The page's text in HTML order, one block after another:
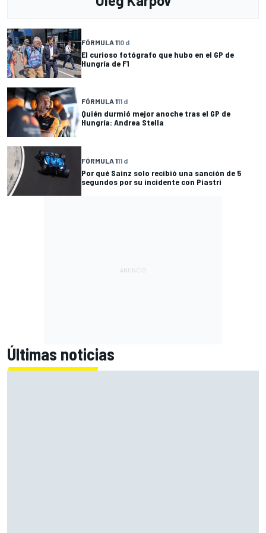
FÓRMULA 110 d
El curioso fotógrafo que hubo en el GP de
Hungría de F1
FÓRMULA 111 d
Quién durmió mejor anoche tras el GP de
Hungría: Andrea Stella
FÓRMULA 111 d
Por qué Sainz solo recibió una sanción de 5
segundos por su incidente con Piastri
Últimas noticias